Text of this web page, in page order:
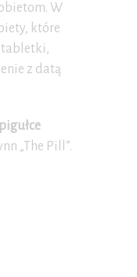
W
które
tabletki,
z datą
„The Pill”.